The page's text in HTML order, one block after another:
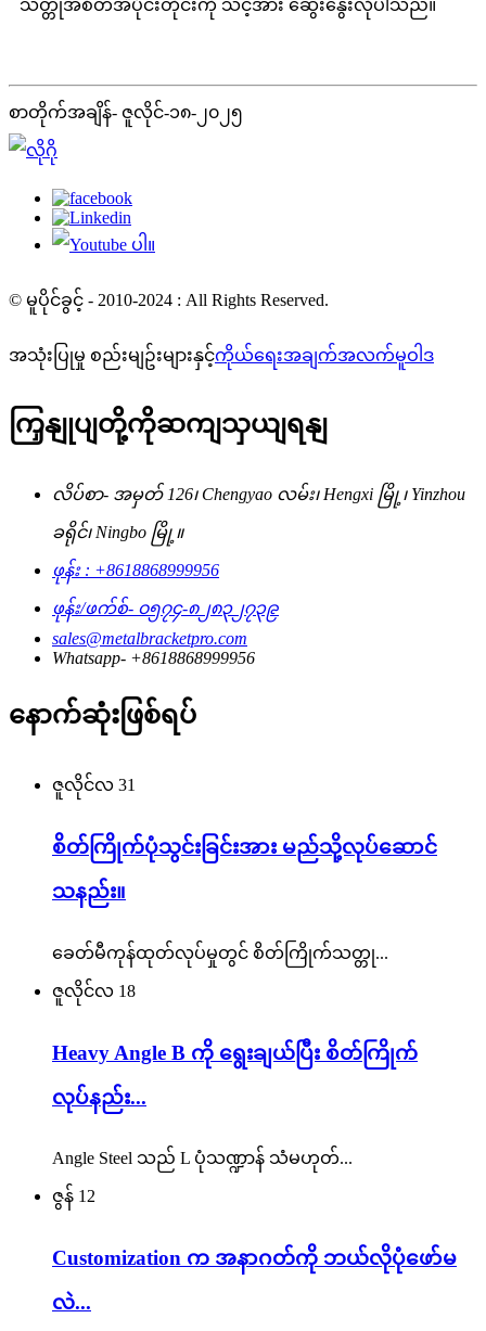
သတ္တုအစိတ်အပိုင်းတိုင်းကို သင့်အား ဆွေးနွေးလိုပါသည်။
စာတိုက်အချိန်- ဇူလိုင်-၁၈-၂၀၂၅
© မူပိုင်ခွင့် - 2010-2024 : All Rights Reserved.
အသုံးပြုမှု စည်းမျဥ်းများနှင့်ကိုယ်ရေးအချက်အလက်မူဝါဒ
ကြှနျုပျတို့ကိုဆကျသှယျရနျ
လိပ်စာ- အမှတ် 126၊ Chengyao လမ်း၊ Hengxi မြို့၊ Yinzhou
ခရိုင်၊ Ningbo မြို့။
ဖုန်း : +8618868999956
ဖုန်း/ဖက်စ်- ၀၅၇၄-၈၂၈၃၂၇၃၉
sales@metalbracketpro.com
Whatsapp- +8618868999956
နောက်ဆုံးဖြစ်ရပ်
ဇူလိုင်လ 31
စိတ်ကြိုက်ပုံသွင်းခြင်းအား မည်သို့လုပ်ဆောင်
သနည်း။
ခေတ်မီကုန်ထုတ်လုပ်မှုတွင် စိတ်ကြိုက်သတ္တု...
ဇူလိုင်လ 18
Heavy Angle B ကို ရွေးချယ်ပြီး စိတ်ကြိုက်
လုပ်နည်း...
Angle Steel သည် L ပုံသဏ္ဍာန် သံမဟုတ်...
ဇွန် 12
Customization က အနာဂတ်ကို ဘယ်လိုပုံဖော်မ
လဲ...